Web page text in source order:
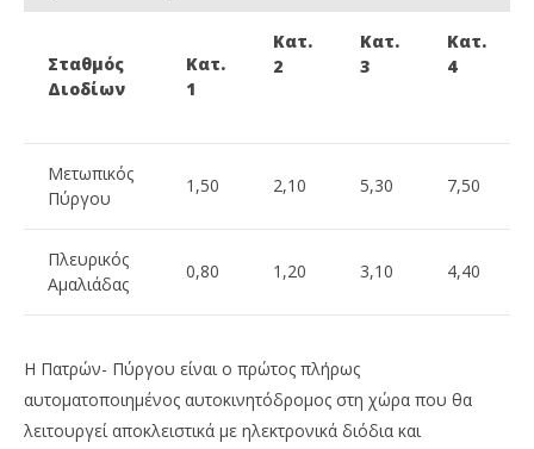
Σταθμός
Διοδίων
Κατ.
1
Κατ.
2
Κατ.
3
Κατ.
4
Μετωπικός
Πύργου
1,50 2,10 5,30 7,50
Πλευρικός
Αμαλιάδας
0,80 1,20 3,10 4,40
Η Πατρών- Πύργου είναι ο πρώτος πλήρως
αυτοματοποιημένος αυτοκινητόδρομος στη χώρα που θα
λειτουργεί αποκλειστικά με ηλεκτρονικά διόδια και